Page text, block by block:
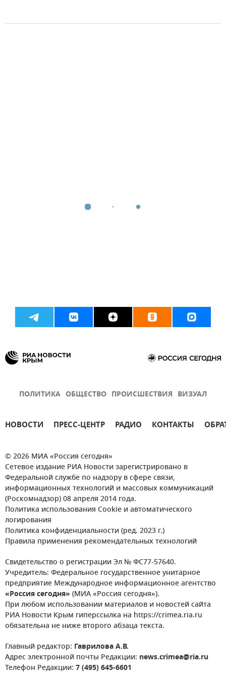
ПОЛИТИКА ОБЩЕСТВО ПРОИСШЕСТВИЯ ВИЗУАЛ
НОВОСТИ ПРЕСС-ЦЕНТР РАДИО КОНТАКТЫ
© 2026 МИА «Россия сегодня»
Сетевое издание РИА Новости зарегистрировано в
Федеральной службе по надзору в сфере связи,
информационных технологий и массовых коммуникаций
(Роскомнадзор) 08 апреля 2014 года.
Политика использования Cookie и автоматического
логирования
Политика конфиденциальности (ред. 2023 г.)
Правила применения рекомендательных технологий
Свидетельство о регистрации Эл № ФС77-57640.
Учредитель: Федеральное государственное унитарное
предприятие Международное информационное агентство
«Россия сегодня» (МИА «Россия сегодня»).
При любом использовании материалов и новостей сайта
РИА Новости Крым гиперссылка на https://crimea.ria.ru
обязательна не ниже второго абзаца текста.
Главный редактор: Гаврилова А.В.
Адрес электронной почты Редакции: news.crimea@ria.ru
Телефон Редакции: 7 (495) 645-6601